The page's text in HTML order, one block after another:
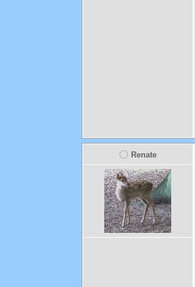
Renate